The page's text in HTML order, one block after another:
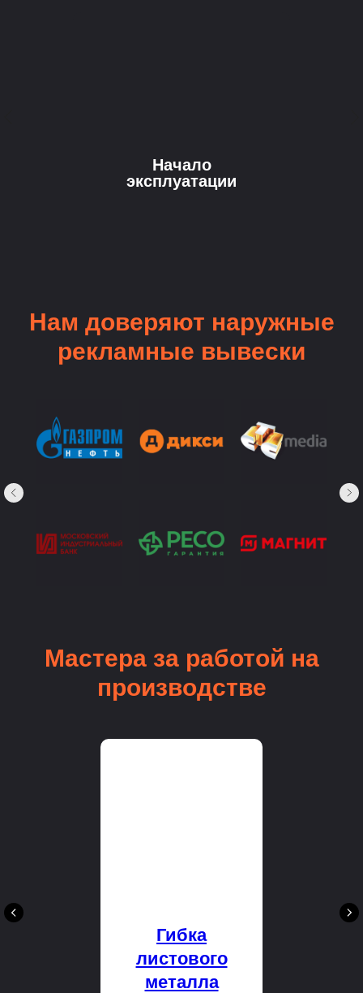
Начало
эксплуатации
Нам доверяют наружные
рекламные вывески
Мастера за работой на
производстве
Гибка
листового
металла